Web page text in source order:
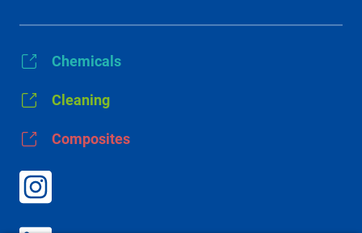
Chemicals
Cleaning
Composites